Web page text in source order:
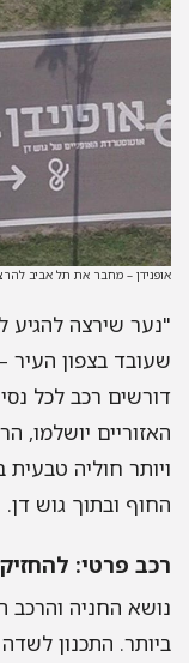
אופנידן – מחבר את תל אביב
"נער שירצה להגיע
שעובד בצפון העיר
דורשים רכב לכל
האזוריים יושלמו,
ויותר חוליה
החוף ובתוך גוש דן.
רכב פרטי:
נושא החניה
ביותר. התכנון